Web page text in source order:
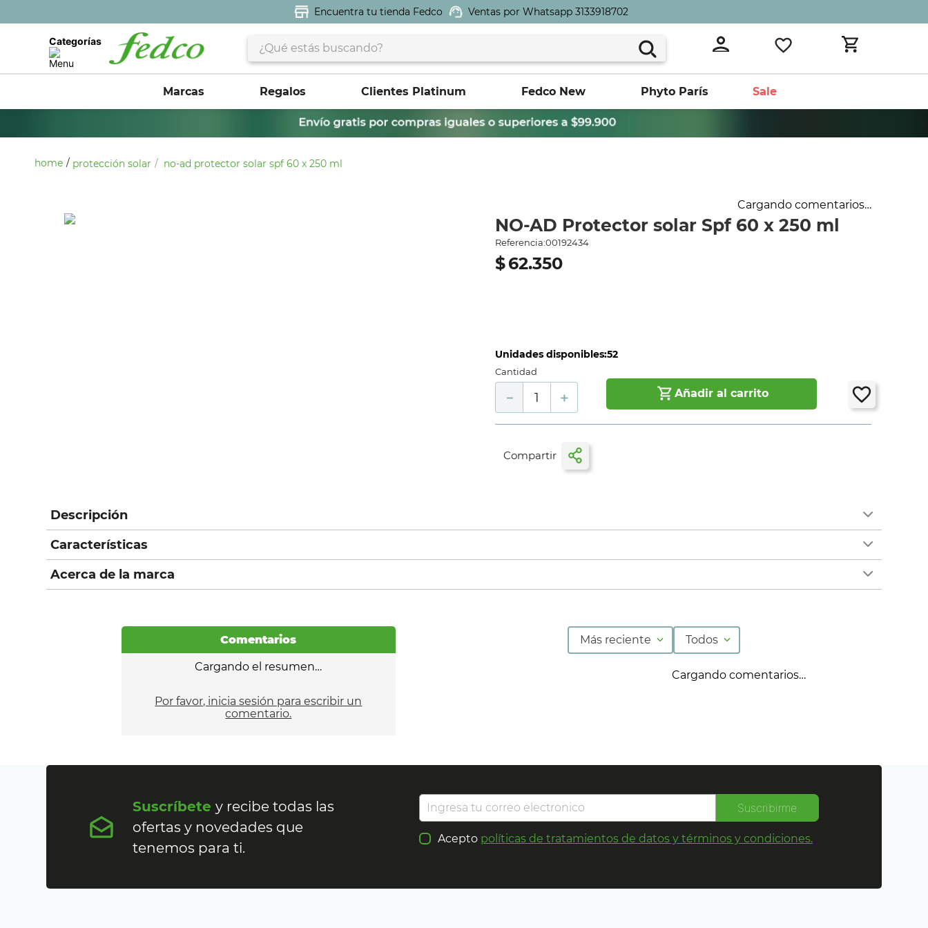
Encuentra tu tienda Fedco Ventas por Whatsapp 3133918702
Categorías ¿Qué estás buscando?
Marcas Regalos Clientes Platinum Fedco New Phyto París Sale
protección solar no-ad protector solar spf 60 x 250 ml
Cargando comentarios…
NO-AD Protector solar Spf 60 x 250 ml
Referencia:00192434
$62.350
Unidades disponibles:52
Cantidad
＋
－ Añadir al carrito
Descripción
Características
Acerca de la marca
Comentarios
Cargando el resumen…
Por favor, inicia sesión para escribir un
comentario.
Más reciente Todos
Cargando comentarios…
Suscríbetey recibe todas las
ofertas y novedades que
tenemos para ti.
Suscribirme
Acepto políticas de tratamientos de datos y términos y condiciones.